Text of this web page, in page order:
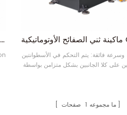
Rongwin ميني صغير الالتواء بار التصنيع باستخدام الحاسب الآلي آلة الصحافة الفرامل
وسرعة فائقة: يتم التحكم في الأسطوانتين
على كلا الجانبين بشكل متزامن بواسطة
بدقة، مما يضمن دقة الانحناء ودقة
ما مجموعه 1 صفحات